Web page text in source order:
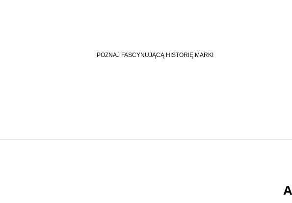
POZNAJ FASCYNUJĄCĄ HISTORIĘ MARKI